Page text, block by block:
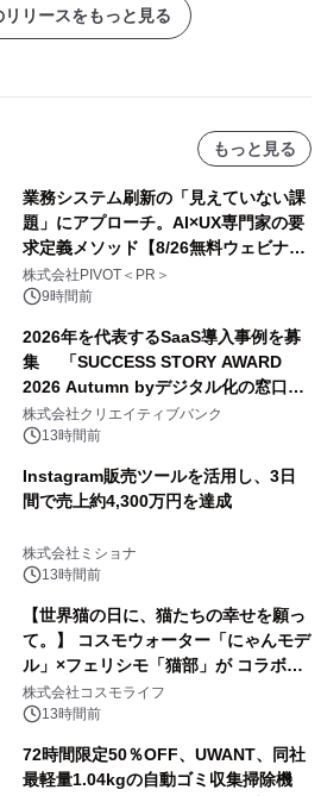
仕！
リリースをもっと見る
もっと見る
業務システム刷新の「見えていない課
題」にアプローチ。AI×UX専門家の要
求定義メソッド【8/26無料ウェビナ
ー】株式会社PIVOT
株式会社PIVOT＜PR＞
9時間前
2026年を代表するSaaS導入事例を募
集 「SUCCESS STORY AWARD
2026 Autumn byデジタル化の窓口」
開催
株式会社クリエイティブバンク
13時間前
Instagram販売ツールを活用し、3日
間で売上約4,300万円を達成
株式会社ミショナ
13時間前
【世界猫の日に、猫たちの幸せを願っ
て。】 コスモウォーター「にゃんモデ
ル」×フェリシモ「猫部」が コラボキ
ャンペーンを実施
株式会社コスモライフ
13時間前
72時間限定50％OFF、UWANT、同社
最軽量1.04kgの自動ゴミ収集掃除機